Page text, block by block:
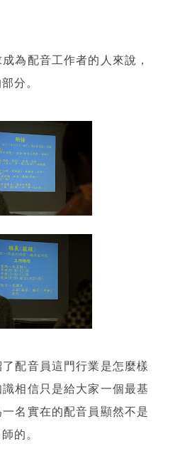
為配音工作者的人來說，
分。
配音員這門行業是怎麼樣
相信只是給大家一個最基
名實在的配音員顯然不是
的。